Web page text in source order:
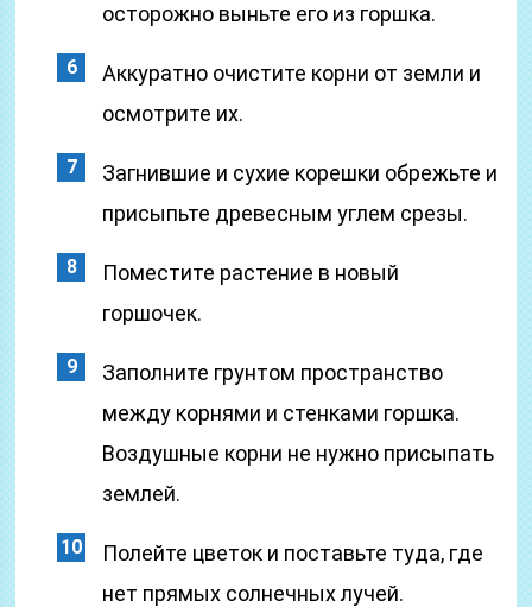
осторожно выньте его из горшка.
Аккуратно очистите корни от земли и
осмотрите их.
Загнившие и сухие корешки обрежьте и
присыпьте древесным углем срезы.
Поместите растение в новый
горшочек.
Заполните грунтом пространство
между корнями и стенками горшка.
Воздушные корни не нужно присыпать
землей.
Полейте цветок и поставьте туда, где
нет прямых солнечных лучей.